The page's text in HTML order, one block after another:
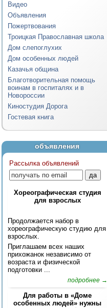
Видео
Объявления
Пожертвования
Троицкая Православная школа
Дом слепоглухих
Дом особенных людей
Казачья община
Благотворительная помощь
воинам в госпиталях и в
Новороссии
Киностудия Дорога
Гостевая книга
объявления
Рассылка объявлений
Хореографическая студия
для взрослых
Продолжается набор в
хореографическую студию для
взрослых.
Приглашаем всех наших
прихожанок независимо от
возраста и физической
подготовки ...
подробнее →
Для работы в «Доме
особенных людей» нужны